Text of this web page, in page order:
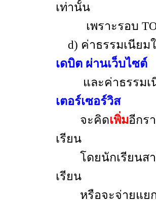
เท่านั้น
เพราะรอบ
d) ค่าธรรมเนียม
เดบิต ผ่านเว็บไซต์
และค่าธรรมเ
เตอร์เซอร์วิส
จะคิดเพิ่มอีกร
เรียน
โดยนักเรียนส
เรียน
หรือจะจ่ายแย